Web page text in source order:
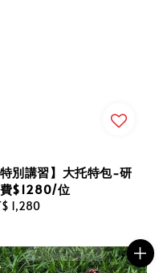
特別講習】大托特包-研
$1280/位
1,280